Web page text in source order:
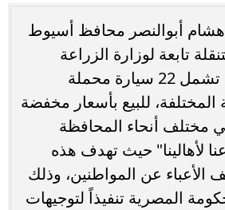
هشام أبوالنصر محافظ أسيوط
تابعة لوزارة الزراعة
والإصلاح الزراعي تشمل 22 سيارة محملة
المختلفة، للبيع بأسعار مخفضة
مختلف أنحاء المحافظة
لأهالينا" حيث تهدف هذه
الأعباء عن المواطنين، وذلك
المصرية تنفيذاً لتوجيهات